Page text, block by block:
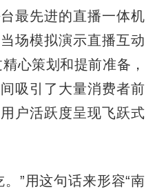
最先进的直播一体机
场模拟演示直播互动
心策划和提前准备，
吸引了大量消费者前
户活跃度呈现飞跃式
”用这句话来形容“南